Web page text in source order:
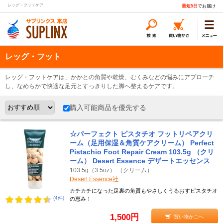
レッグ・フットケア 最短5日 でお届け
レッグ・フット
レッグ・フットケアは、かかとの角質や乾燥、むくみなどの悩みにアプローチ
し、なめらかで快適な足元とすっきりした脚へ整えるケアです。
購入可能商品を優先する
(4件)
☆パーフェクト ピスタチオ フットリペアクリ
ーム（足用保湿＆角質ケアクリーム） Perfect
Pistachio Foot Repair Cream 103.5g （クリ
ーム） Desert Essence デザートエッセンス
103.5g（3.5oz） （クリーム）
Desert Essence社
カチカチになった足裏の角質もやさしくうるおすピスタチオ
の恵み！
1,500円 買い物かごへ